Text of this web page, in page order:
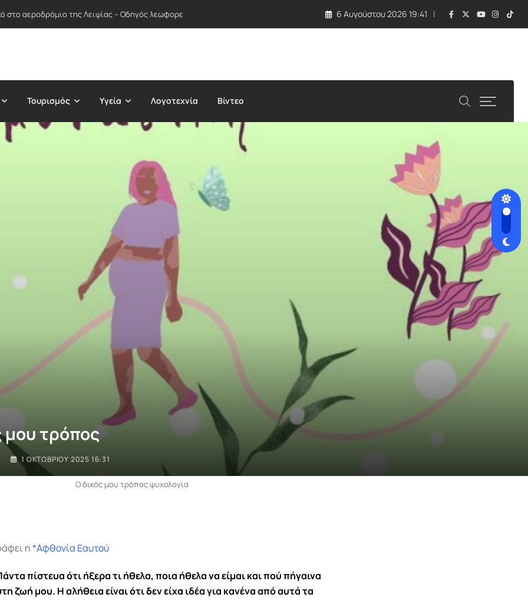
στο αεροδρόμιο της Λειψίας – Οδηγός λεωφορείου απέτρεψε πιθανή τραγωδία με εκρηκτική συσκευή σε drone
6 Αυγούστου 2026 19:41
Τουρισμός Υγεία Λογοτεχνία Βίντεο
μου τρόπος
1 ΟΚΤΩΒΡΊΟΥ 2025 16:31
Ο δικός μου τρόπος ψυχολογία
η*Αφθονία Εαυτού
πίστευα ότι ήξερα τι ήθελα, ποια ήθελα να είμαι και πού πήγαινα
ζωή μου. Η αλήθεια είναι ότι δεν είχα ιδέα για κανένα από αυτά τα